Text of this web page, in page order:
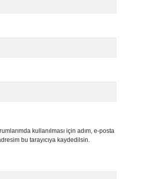
kullanılması için adım, e-posta
bu tarayıcıya kaydedilsin.